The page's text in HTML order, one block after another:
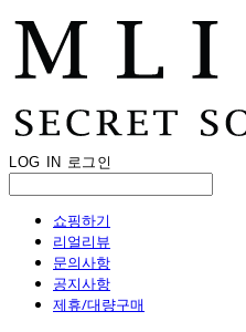
LOG IN 로그인
쇼핑하기
리얼리뷰
문의사항
공지사항
제휴/대량구매